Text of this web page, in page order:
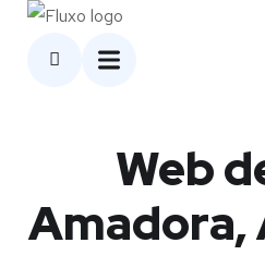
Web
Amadora,